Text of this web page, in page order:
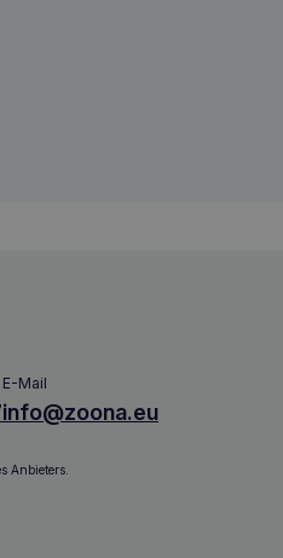
Atem- und
E-Mail
info@zoona.eu
Anbieters.